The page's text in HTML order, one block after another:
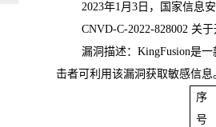
2023年1月3日，国家信息
CNVD-C-2022-828002 关
漏洞描述：KingFusion是
击者可利用该漏洞获取敏感信
序
号